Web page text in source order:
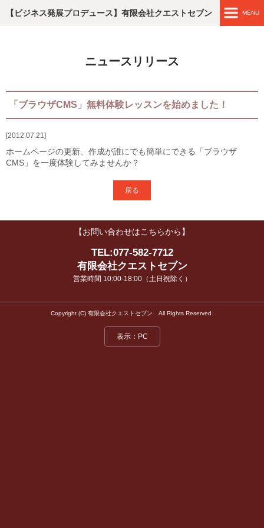
【ビジネス発展プロデュース】有限会社クエストセブン MENU
滋賀・企業おむすび
WEB制作実績
ニュースリリース
生成AI活用セミナー
ニュースリリース
2012.07.21
「ブラウザCMS」無料体験レッスンを始めました！
ホームページの更新、作成が誰にでも簡単にできる「ブラウザ
CMS」を一度体験してみませんか？
戻る
【お問い合わせはこちらから】
TEL:077-582-7712
有限会社クエストセブン
営業時間 10:00-18:00（土日祝除く）
Copyright (C) 有限会社クエストセブン All Rights Reserved.
表示：PC